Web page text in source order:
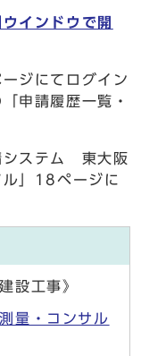
ウインドウで開
ジにてログイン
申請履歴一覧・
システム 東大阪
」18ページに
設工事》
量・コンサル